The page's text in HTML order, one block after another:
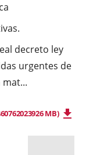
decreto ley
urgentes de
MB)